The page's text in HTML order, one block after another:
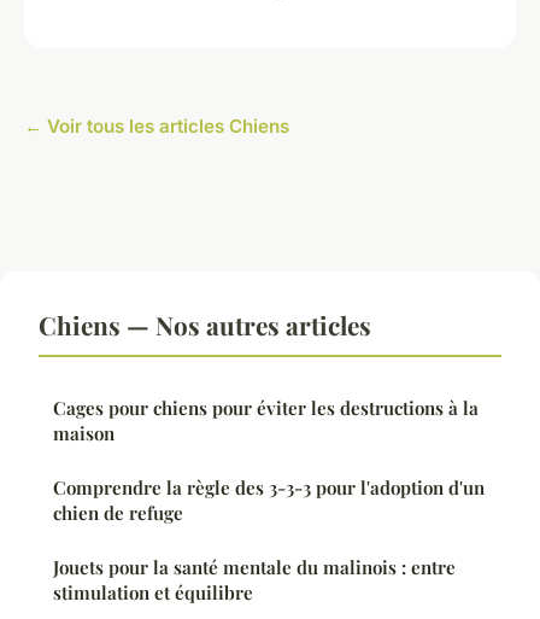
← Voir tous les articles Chiens
Chiens — Nos autres articles
Cages pour chiens pour éviter les destructions à la
maison
Comprendre la règle des 3-3-3 pour l'adoption d'un
chien de refuge
Jouets pour la santé mentale du malinois : entre
stimulation et équilibre